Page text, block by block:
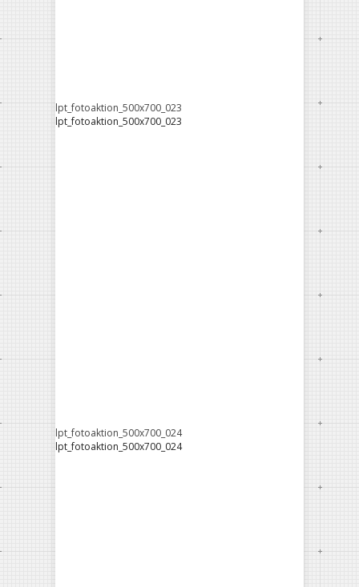
lpt_fotoaktion_500x700_023
lpt_fotoaktion_500x700_023
lpt_fotoaktion_500x700_024
lpt_fotoaktion_500x700_024